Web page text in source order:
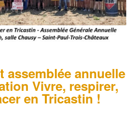
assemblée annuelle
Vivre, respirer,
en Tricastin !